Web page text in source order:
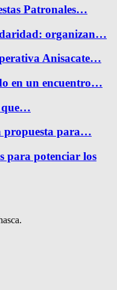
Patronales…
organizan…
Anisacate…
en un encuentro…
que…
propuesta para…
para potenciar los